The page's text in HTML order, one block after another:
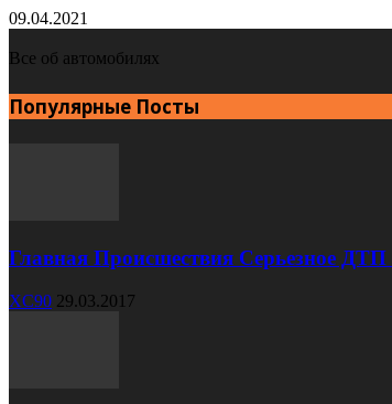
09.04.2021
Все об автомобилях
Популярные Посты
Главная Происшествия Серьезное
XC90 29.03.2017